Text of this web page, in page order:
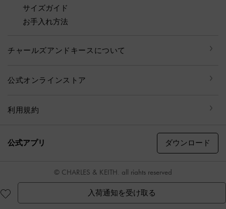
入荷通知を受け取る
サイズガイド
お手入れ方法
チャールズアンドキースについて
公式オンラインストア
利用規約
公式アプリ ダウンロード
© CHARLES & KEITH, all rights reserved